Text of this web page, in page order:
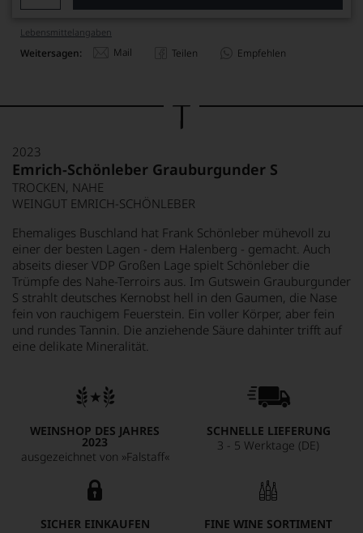
Lebensmittel­angaben
Weitersagen: Mail Teilen Empfehlen
2023
Emrich-Schönleber Grauburgunder S
TROCKEN, NAHE
WEINGUT EMRICH-SCHÖNLEBER
Ehemaliges Buschland hat Frank Schönleber mühevoll zu
einer der besten Lagen - dem Halenberg - gemacht. Auch
abseits dieser VDP Großen Lage spielt Schönleber die
Trümpfe des Nahe-Terroirs aus. Im Gutswein Grauburgunder
S strahlt deutsches Kernobst hell in den Gaumen, die Nase
fein von rauchigem Feuerstein. Ein voller Körper, aber fein
und rundes Tannin. Die anziehende Säure dahinter trifft auf
eine delikate Mineralität.
WEINSHOP DES JAHRES
2023
ausgezeichnet von »Falstaff«
SCHNELLE LIEFERUNG
3 - 5 Werktage (DE)
SICHER EINKAUFEN
FINE WINE SORTIMENT